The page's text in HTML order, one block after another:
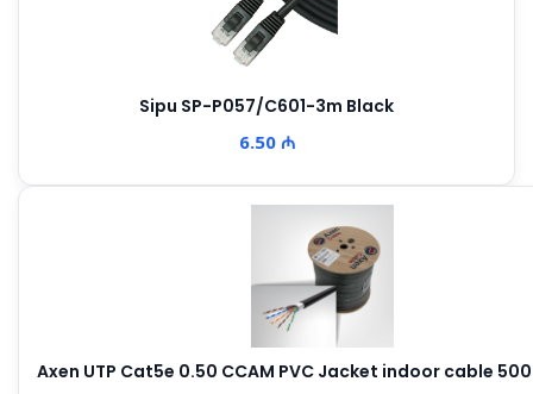
Sipu SP-P057/C601-3m Black
6.50 ₼
Axen UTP Cat5e 0.50 CCAM PVC Jacket indoor cable